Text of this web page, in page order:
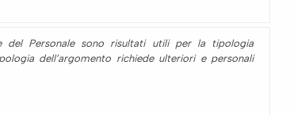
del Personale sono risultati utili per la tipologia
dell’argomento richiede ulteriori e personali